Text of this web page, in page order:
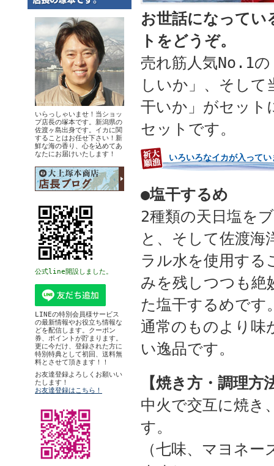
いらっしゃいませ！当ショッ
プ店長の塚本です。新潟県の
佐渡ヶ島出身です。イカに関
することはお任せ下さい！新
鮮な海の香り、心を込めてあ
なたにお届けいたします！
公式line開設しました。
LINEの特別会員様サービス
の最新情報やお役立ち情報な
どを配信します。クーポン
券、ポイントが貯まります。
更に今だけ、登録された方に
特別特典として初回、送料無
料とさせて頂きます！！
お友達登録よろしくお願いい
たします！
お友達登録はこちら！
お世話になって
トをどうぞ。
売れ筋人気No.1
しいか」、そし
干いか」がセット
セットです。
いろいろなイカが入って
●塩干するめ
2種類の天日塩を
と、そして佐渡海
ラル水を使用する
みを残しつつも絶
た塩干するめです
通常のものより味
い逸品です。
【焼き方・調理方
中火で交互に焼き
す。
（七味、マヨネ